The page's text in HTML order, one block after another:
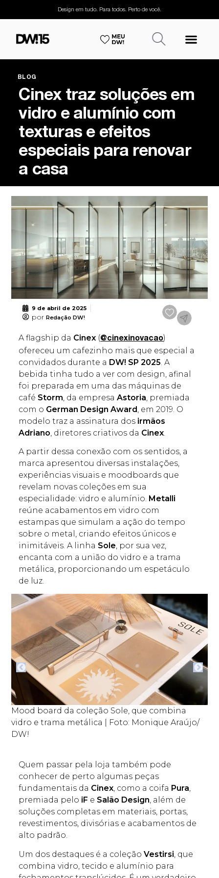
Design em tudo. Para todos. Perto de você.
BLOG
Cinex traz soluções em
vidro e alumínio com
texturas e efeitos
especiais para renovar
a casa
9 de abril de 2025
por Redação DW!
A flagship da Cinex (@cinexinovacao)
ofereceu um cafezinho mais que especial a
convidados durante a DW! SP 2025 . A
bebida tinha tudo a ver com design, afinal
foi preparada em uma das máquinas de
café Storm , da empresaAstoria , premiada
com o German Design Award , em 2019. O
modelo traz a assinatura dos irmãos
Adriano , diretores criativos da Cinex
A partir dessa conexão com os sentidos, a
marca apresentou diversas instalações,
experiências visuais e moodboards que
revelam novas coleções em sua
especialidade: vidro e alumínio. Metalli
reúne acabamentos em vidro com
estampas que simulam a ação do tempo
sobre o metal, criando efeitos únicos e
inimitáveis. A linha Sole, por sua vez,
encanta com a união do vidro e a trama
metálica, proporcionando um espetáculo
de luz.
Mood board da coleção Sole, que combina
vidro e trama metálica | Foto: Monique Araújo/
DW!
Quem passar pela loja também pode
conhecer de perto algumas peças
fundamentais da Cinex, como a coifa Pura,
premiada pelo iF e Salão Design, além de
soluções completas em materiais, portas,
revestimentos, divisórias e acabamentos de
alto padrão.
Um dos destaques é a coleçãoVestirsi , que
combina vidro, tecido e alumínio para